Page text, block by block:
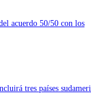
acuerdo 50/50 con los
tres países